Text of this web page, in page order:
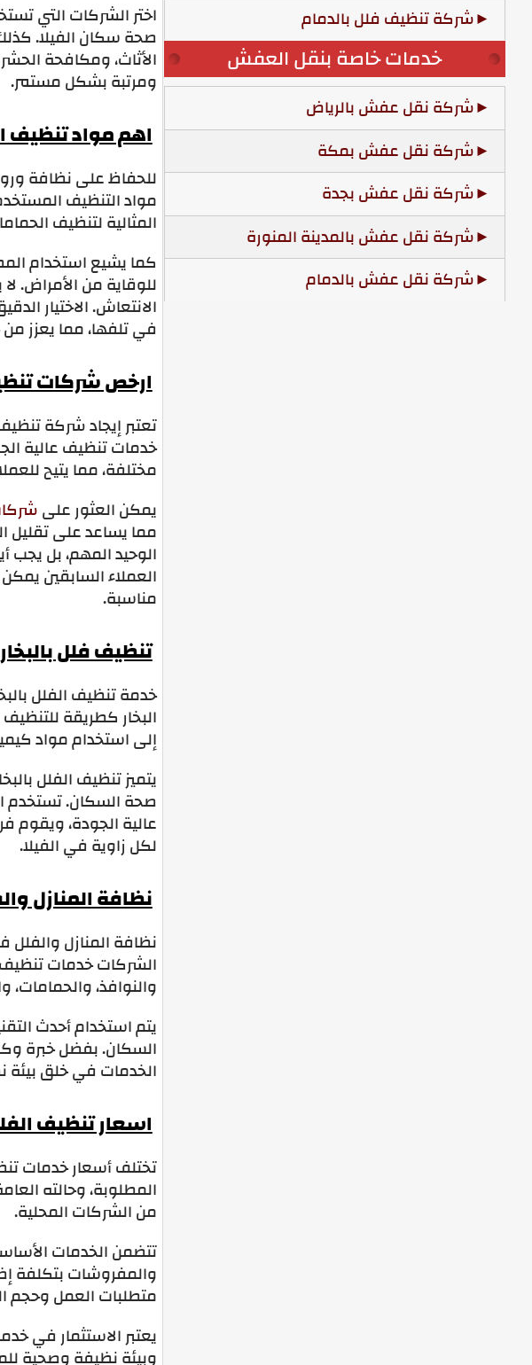
اختر الشركات التي
صحة سكان الفيلا.
الأثاث، ومكافحة
ومرتبة بشكل مستمر.
اهم مواد تنظيف
للحفاظ على نظافة
مواد التنظيف
المثالية لتنظيف
كما يشيع استخدام
للوقاية من الأمراض.
الانتعاش. الاختيار
في تلفها، مما يعزز
ارخص شركات
تعتبر إيجاد شركة
خدمات تنظيف عالية
مختلفة، مما يتيح
يمكن العثور على
مما يساعد على تقليل
الوحيد المهم، بل يجب
العملاء السابقين
مناسبة.
تنظيف فلل
خدمة تنظيف الفلل
البخار كطريقة للتنظيف
إلى استخدام مواد
يتميز تنظيف الفلل
صحة السكان. تستخدم
عالية الجودة، ويقوم
لكل زاوية في الفيلا.
نظافة المنازل
نظافة المنازل
الشركات خدمات
والنوافذ، والحمامات،
يتم استخدام أحدث
السكان. بفضل خبرة
الخدمات في خلق بيئة
اسعار تنظيف
تختلف أسعار خدمات
المطلوبة، وحالته
من الشركات المحلية.
تتضمن الخدمات
والمفروشات بتكلفة
متطلبات العمل وحجم
يعتبر الاستثمار في
وبيئة نظيفة وصحية
شركة تنظيف فلل بالدمام
خدمات خاصة بنقل العفش
شركة نقل عفش بالرياض
شركة نقل عفش بمكة
شركة نقل عفش بجدة
شركة نقل عفش بالمدينة المنورة
شركة نقل عفش بالدمام